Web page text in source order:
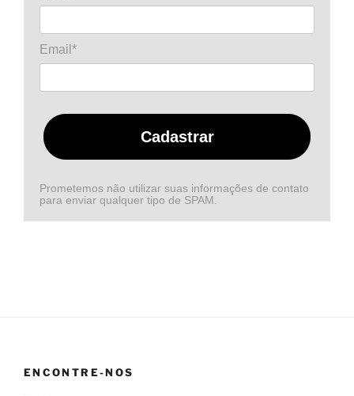
Email*
Cadastrar
Prometemos não utilizar suas informações de contato
para enviar qualquer tipo de SPAM.
ENCONTRE-NOS